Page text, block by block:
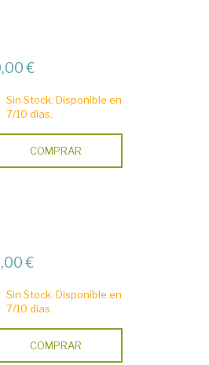
€
Sin Stock. Disponible en
7/10 días.
COMPRAR
€
Sin Stock. Disponible en
7/10 días.
COMPRAR